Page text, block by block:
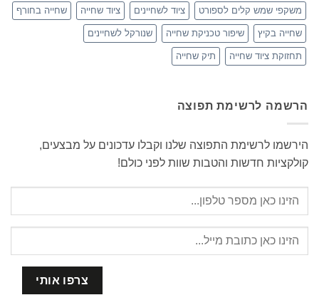
משקפי שמש קלים לספורט ציוד לשחיינים ציוד שחייה שחייה בחורף
שחייה בקיץ שיפור טכניקת שחייה שנורקל לשחיינים
תחזוקת ציוד שחייה תיק שחייה
הרשמה לרשימת תפוצה
הירשמו לרשימת התפוצה שלנו וקבלו עדכונים על מבצעים,
קולקציות חדשות והטבות שוות לפני כולם!